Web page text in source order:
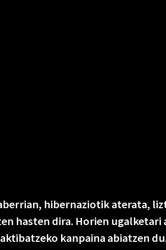
hibernaziotik aterata,
hasten dira. Horien
kanpaina abiatzen